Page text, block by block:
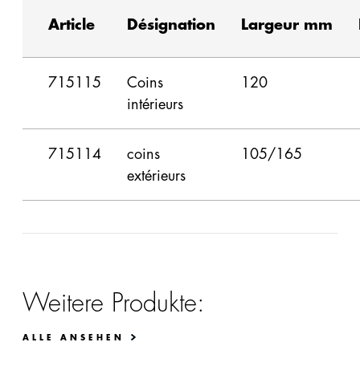
Article Désignation Largeur mm
715115
Coins
intérieurs
120
715114
coins
extérieurs
105/165
Weitere Produkte:
ALLE ANSEHEN